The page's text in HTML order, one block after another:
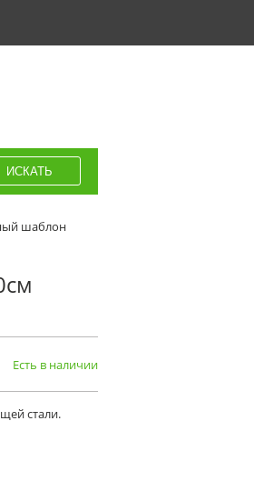
шаблон
Есть в наличии
стали.